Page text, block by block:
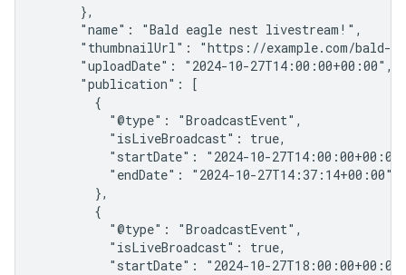
      },
      "name": "Bald eagle nest livestream!",
"thumbnailUrl": "https://example.com/bald-
      "uploadDate": "2024-10-27T14:00:00+00:00",
      "publication": [
        {
          "@type": "BroadcastEvent",
          "isLiveBroadcast": true,
"startDate": "2024-10-
          "endDate": "2024-10-27T14:37:14+00:00"
        },
        {
          "@type": "BroadcastEvent",
          "isLiveBroadcast": true,
"startDate": "2024-10-